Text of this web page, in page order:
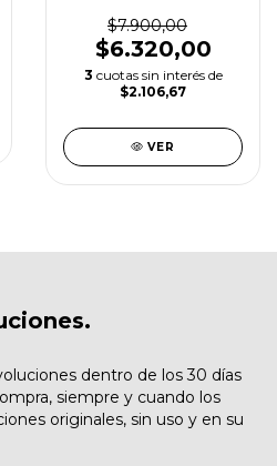
$7.900,00
$6.320,00
3 cuotas sin interés de
$2.106,67
VER
dentro de los 30 días
siempre y cuando los
originales, sin uso y en su